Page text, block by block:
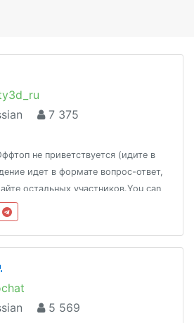
7 375
не приветствуется (идите в
идет в формате вопрос-ответ,
остальных участников.You can
@unity_newsПолезные ссылки:
5 569